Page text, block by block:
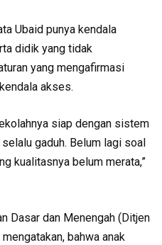
Ubaid punya kendala
didik yang tidak
yang mengafirmasi
akses.
siap dengan sistem
gaduh. Belum lagi soal
kualitasnya belum merata,”
Dasar dan Menengah (Ditjen
bahwa anak